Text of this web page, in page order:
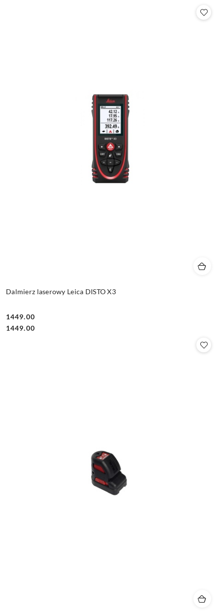
Dalmierz laserowy Leica DISTO X3
Cena:
1449.00
Cena:
1449.00